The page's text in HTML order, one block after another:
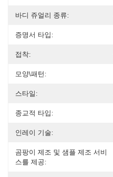
바디 쥬얼리 종류:
증명서 타입:
접착:
모양\패턴:
스타일:
종교적 타입:
인레이 기술:
곰팡이 제조 및 샘플 제조 서비
스를 제공: